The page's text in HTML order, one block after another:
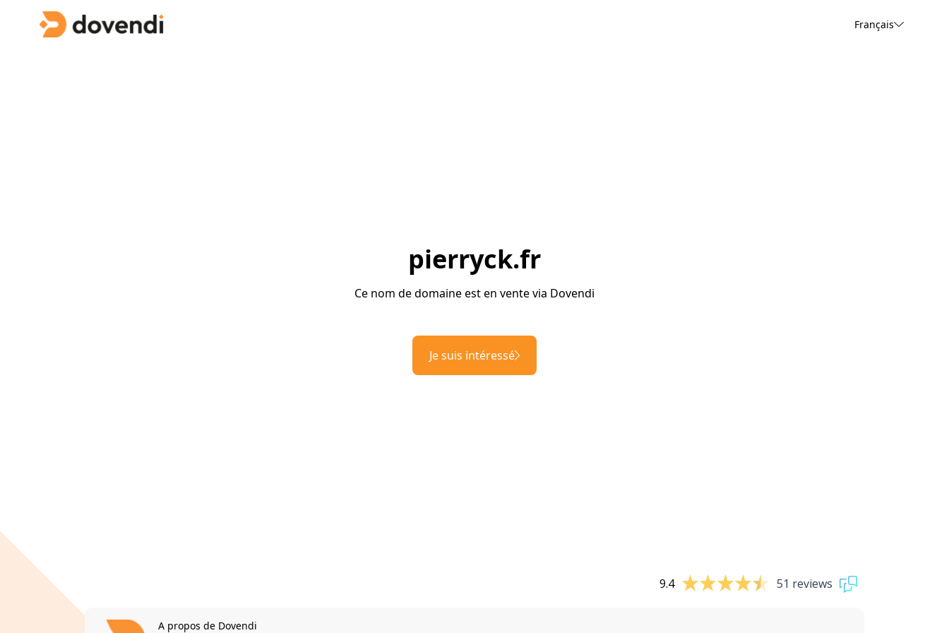
Français
pierryck.fr
Ce nom de domaine est en vente via Dovendi
Je suis intéressé
9.4 51 reviews
A propos de Dovendi